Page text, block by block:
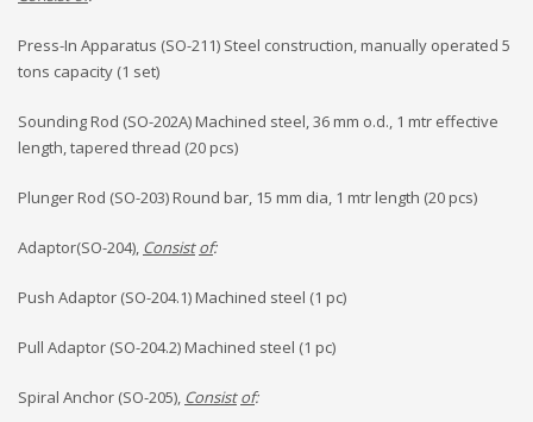
Press-In Apparatus (SO-211) Steel construction, manually operated 5
tons capacity (1 set)
Sounding Rod (SO-202A) Machined steel, 36 mm o.d., 1 mtr effective
length, tapered thread (20 pcs)
Plunger Rod (SO-203) Round bar, 15 mm dia, 1 mtr length (20 pcs)
Adaptor(SO-204), Consist of:
Push Adaptor (SO-204.1) Machined steel (1 pc)
Pull Adaptor (SO-204.2) Machined steel (1 pc)
Spiral Anchor (SO-205), Consist of: